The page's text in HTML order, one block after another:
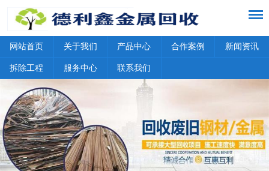
网站首页 关于我们 产品中心 合作案例 新闻资讯
拆除工程 服务中心 联系我们